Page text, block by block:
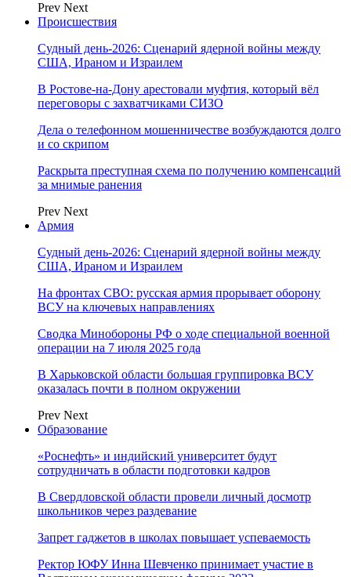
Prev Next
Происшествия
Судный день-2026: Сценарий ядерной войны между
США, Ираном и Израилем
В Ростове-на-Дону арестовали муфтия, который вёл
переговоры с захватчиками СИЗО
Дела о телефонном мошенничестве возбуждаются долго
и со скрипом
Раскрыта преступная схема по получению компенсаций
за мнимые ранения
Prev Next
Армия
Судный день-2026: Сценарий ядерной войны между
США, Ираном и Израилем
На фронтах СВО: русская армия прорывает оборону
ВСУ на ключевых направлениях
Сводка Минобороны РФ о ходе специальной военной
операции на 7 июля 2025 года
В Харьковской области большая группировка ВСУ
оказалась почти в полном окружении
Prev Next
Образование
«Роснефть» и индийский университет будут
сотрудничать в области подготовки кадров
В Свердловской области провели личный досмотр
школьников через раздевание
Запрет гаджетов в школах повышает успеваемость
Ректор ЮФУ Инна Шевченко принимает участие в